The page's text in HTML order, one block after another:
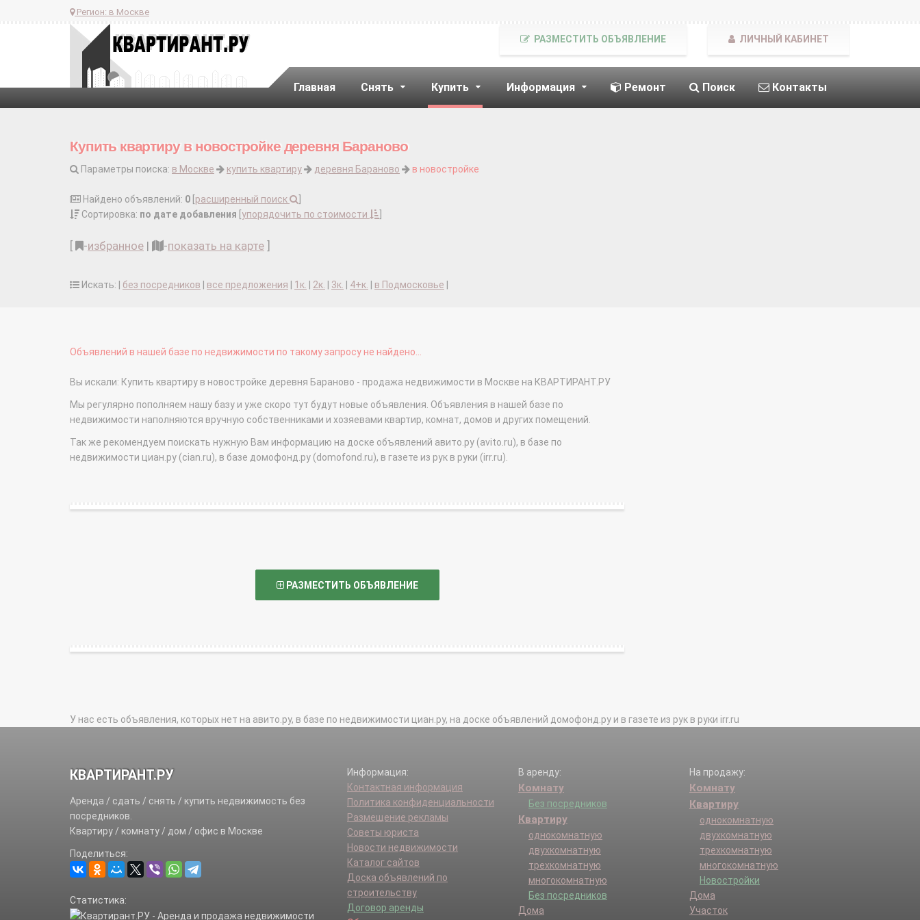
Регион: в Москве
Главная Снять Купить Информация Ремонт Поиск Контакты
РАЗМЕСТИТЬ ОБЪЯВЛЕНИЕ ЛИЧНЫЙ КАБИНЕТ
Купить квартиру в новостройке деревня Бараново
Параметры поиска: в Москве купить квартиру деревня Бараново в новостройке
Найдено объявлений: 0 расширенный поиск
Сортировка: по дате добавления упорядочить по стоимости
-избранное | -показать на карте
Искать: | без посредников все предложения 1к. 2к. 3к. 4+к. в Подмосковье
Объявлений в нашей базе по недвижимости по такому запросу не найдено...
Вы искали: Купить квартиру в новостройке деревня Бараново - продажа недвижимости в Москве на КВАРТИРАНТ.РУ
Мы регулярно пополняем нашу базу и уже скоро тут будут новые объявления. Объявления в нашей базе по
недвижимости наполняются вручную собственниками и хозяевами квартир, комнат, домов и других помещений.
Так же рекомендуем поискать нужную Вам информацию на доске объявлений авито.ру (avito.ru), в базе по
недвижимости циан.ру (cian.ru), в базе домофонд.ру (domofond.ru), в газете из рук в руки (irr.ru).
РАЗМЕСТИТЬ ОБЪЯВЛЕНИЕ
У нас есть объявления, которых нет на авито.ру, в базе по недвижимости циан.ру, на доске объявлений домофонд.ру и в газете из рук в руки irr.ru
КВАРТИРАНТ.РУ
Аренда / сдать / снять / купить недвижимость без
посредников.
Квартиру / комнату / дом / офис в Москве
Поделиться:
Статистика:
Информация:
Контактная информация
Политика конфиденциальности
Размещение рекламы
Советы юриста
Новости недвижимости
Каталог сайтов
Доска объявлений по
строительству
Договор аренды
В аренду:
Комнату
Без посредников
Квартиру
однокомнатную
двухкомнатную
трехкомнатную
многокомнатную
Без посредников
Дома
На продажу:
Комнату
Квартиру
однокомнатную
двухкомнатную
трехкомнатную
многокомнатную
Новостройки
Дома
Участок